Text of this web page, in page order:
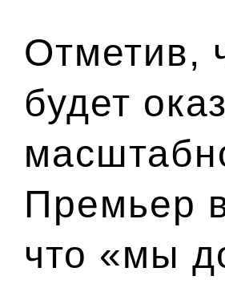
Отметив,
будет
Премьер
что «мы